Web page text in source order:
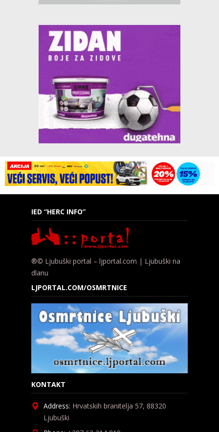
IED “HERC INFO”
®© Ljubuški portal – ljportal.com | Ljubuški na
dlanu
LJPORTAL.COM/OSMRTNICE
KONTAKT
Address: Hrvatskih branitelja 57, 88320
Ljubuški